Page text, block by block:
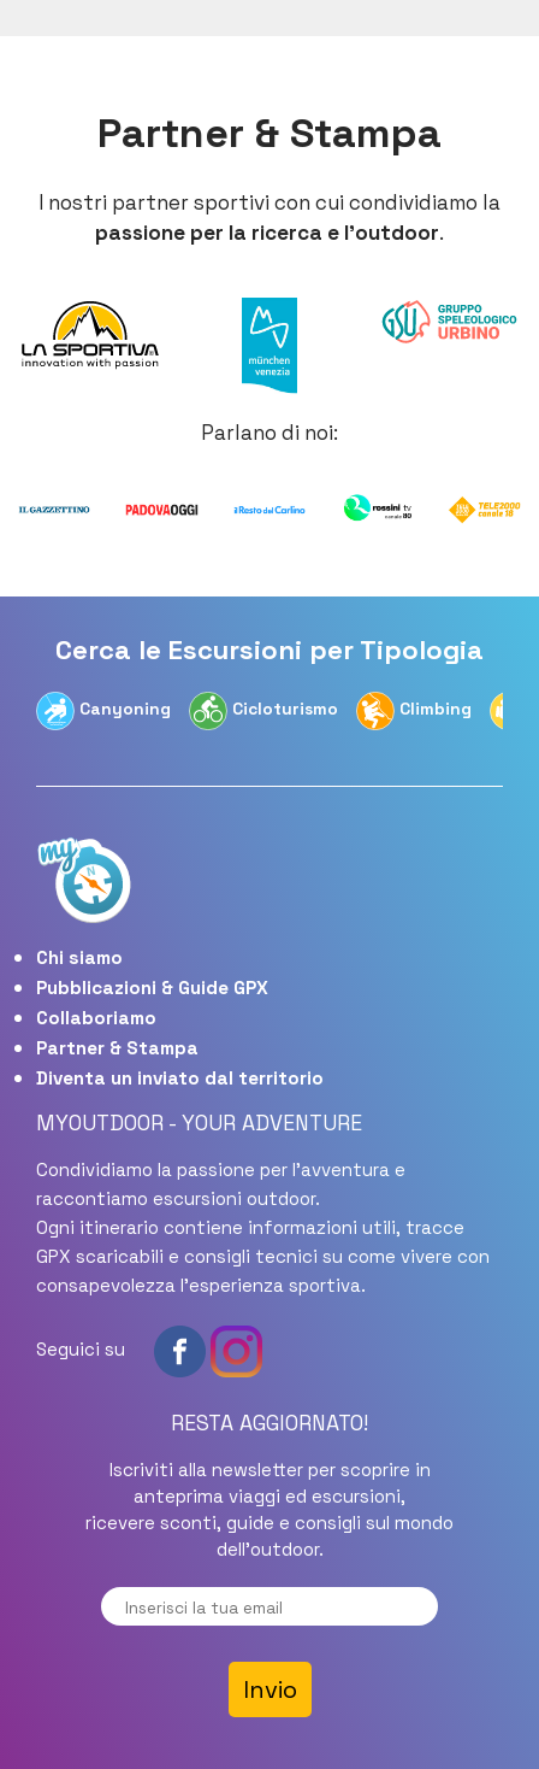
Partner & Stampa
I nostri partner sportivi con cui condividiamo la
passione per la ricerca e l’outdoor.
Parlano di noi:
Cerca le Escursioni per Tipologia
Canyoning Cicloturismo Climbing
Chi siamo
Pubblicazioni & Guide GPX
Collaboriamo
Partner & Stampa
Diventa un inviato dal territorio
MYOUTDOOR - YOUR ADVENTURE
Condividiamo la passione per l'avventura e
raccontiamo escursioni outdoor.
Ogni itinerario contiene informazioni utili, tracce
GPX scaricabili e consigli tecnici su come vivere con
consapevolezza l'esperienza sportiva.
Seguici su
RESTA AGGIORNATO!
Iscriviti alla newsletter per scoprire in
anteprima viaggi ed escursioni,
ricevere sconti, guide e consigli sul mondo
dell'outdoor.